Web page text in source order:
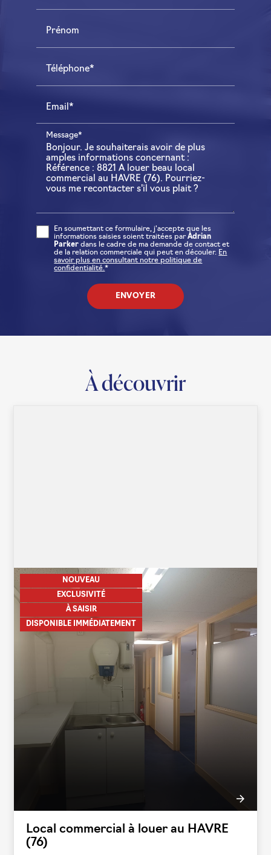
Prénom
Téléphone*
Email*
Message*
En soumettant ce formulaire, j'accepte que les
informations saisies soient traitées parAdrian
Parker dans le cadre de ma demande de contact et
de la relation commerciale qui peut en découler. En
savoir plus en consultant notre politique de
confidentialité.*
À découvrir
NOUVEAU
EXCLUSIVITÉ
À SAISIR
DISPONIBLE IMMÉDIATEMENT
Local commercial à louer au HAVRE
(76)